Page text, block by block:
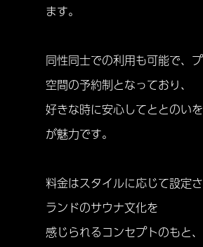
ます。
同性同士での利用も可能で、
空間の予約制となっており、
好きな時に安心してととのい
が魅力です。
料金はスタイルに応じて設定
ランドのサウナ文化を
感じられるコンセプトのもと